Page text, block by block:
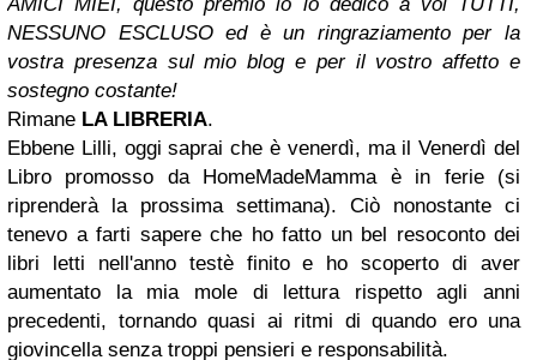
NESSUNO ESCLUSO ed è un ringraziamento per la
vostra presenza sul mio blog e per il vostro affetto e
sostegno costante!
Rimane LA LIBRERIA.
Ebbene Lilli, oggi saprai che è venerdì, ma il Venerdì del
Libro promosso da HomeMadeMammaè in ferie (si
riprenderà la prossima settimana). Ciò nonostante ci
tenevo a farti sapere che ho fatto un bel resoconto dei
libri letti nell'anno testè finito e ho scoperto di aver
aumentato la mia mole di lettura rispetto agli anni
precedenti, tornando quasi ai ritmi di quando ero una
giovincella senza troppi pensieri e responsabilità.